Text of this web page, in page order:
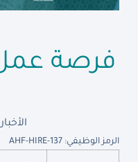
فرصة
الأخبار
الرمز الوظيفي: AHF-HIRE-137